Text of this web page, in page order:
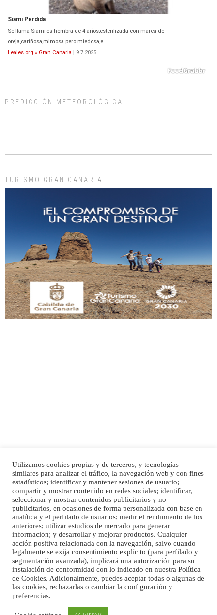
Siami Perdida
Se llama Siami,es hembra de 4 años,esterilizada con marca de
oreja,cariñosa,mimosa pero miedosa,e...
Leales.org » Gran Canaria
9.7.2025
días, ella incluida...
Gato manso encontrado
Este gato macho ha aparecido en la calle hace menos de un mes, es muy
manso y extremadamente cari...
Leales.org » Gran Canaria | 9.7.2025
SHIBA PERDIDO AVDA JOSE MESA Y LOPEZ
PERRO MACHO RAZA SHIBA CON MICROCHIP PERDIDO HOY 06/07/2025 ZONA
MESA Y LOPEZ. ES MUY ASUSTADIZO
Leales.org » Gran Canaria | 6.7.2025
Ninfa perdida
El día 5 se los perdió una ninfa papillera, asustada tiene miedo a la calle, se
Leales.org » Gran Canaria
6.7.2025
PREDICCIÓN METEOROLÓGICA
TURISMO GRAN CANARIA
Inicio Publicidad
Política de privacidad
Aviso Legal
Cláusula de Cookies
Enlaces de interés
Utilizamos cookies propias y de terceros, y tecnologías
similares para analizar el tráfico, la navegación web y con fines
estadísticos; identificar y mantener sesiones de usuario;
compartir y mostrar contenido en redes sociales; identificar,
seleccionar y mostrar contenidos publicitarios y no
publicitarios, en ocasiones de forma personalizada con base en
analítica y el perfilado de usuarios; medir el rendimiento de los
anteriores; utilizar estudios de mercado para generar
información; y desarrollar y mejorar productos. Cualquier
acción positiva relacionada con la navegación, salvo cuando
legalmente se exija consentimiento explícito (para perfilado y
segmentación avanzada), implicará una autorización para su
instalación de conformidad con lo indicado en nuestra Política
de Cookies. Adicionalmente, puedes aceptar todas o algunas de
las cookies, rechazarlas o cambiar la configuración y
preferencias.